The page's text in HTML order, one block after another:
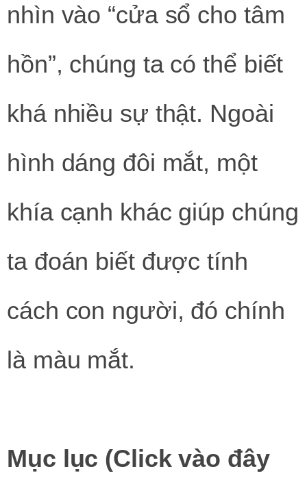
nhìn vào “cửa sổ cho tâm
hồn”, chúng ta có thể biết
khá nhiều sự thật. Ngoài
hình dáng đôi mắt, một
khía cạnh khác giúp chúng
ta đoán biết được tính
cách con người, đó chính
là màu mắt.
Mục lục (Click vào đây